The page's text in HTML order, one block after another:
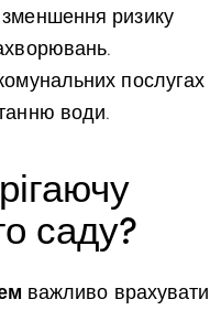
зменшення ризику
послугах
води.
саду?
важливо врахувати